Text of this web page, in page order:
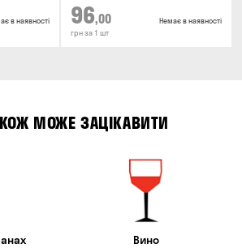
в наявності 96,00
грн за 1 шт
Немає в наявності
МОЖЕ ЗАЦІКАВИТИ
Вино